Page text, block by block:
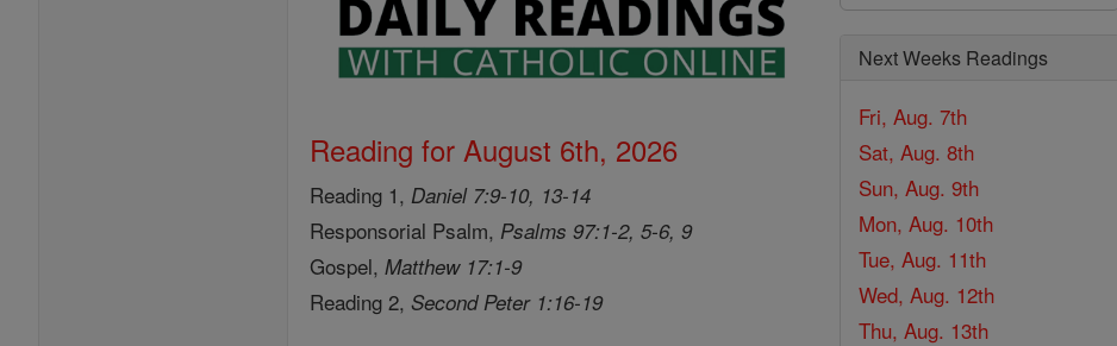
Reading for August 6th, 2026
Reading 1, Daniel 7:9-10, 13-14
Responsorial Psalm, Psalms 97:1-2, 5-6, 9
Gospel,Matthew 17:1-9
Reading 2,Second Peter 1:16-19
Next Weeks Readings
Fri, Aug. 7th
Sat, Aug. 8th
Sun, Aug. 9th
Mon, Aug. 10th
Tue, Aug. 11th
Wed, Aug. 12th
Thu, Aug. 13th